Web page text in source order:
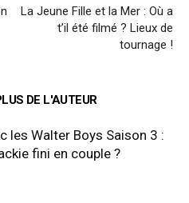
La Jeune Fille et la Mer : Où a
t’il été filmé ? Lieux de
tournage !
DE L'AUTEUR
les Walter Boys Saison 3 :
fini en couple ?